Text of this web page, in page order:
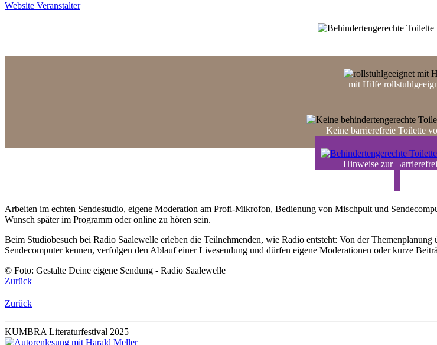
Website Veranstalter
mit Hilfe
Keine barrierefreie Toilette
Hinweise zur
Arbeiten im echten Sendestudio, eigene Moderation am Profi-Mikrofon, Bedienung von Mischpult und
Wunsch später im Programm oder online zu hören sein.
Beim Studiobesuch bei Radio Saalewelle erleben die Teilnehmenden, wie Radio entsteht: Von der
Sendecomputer kennen, verfolgen den Ablauf einer Livesendung und dürfen eigene Moderationen oder kurze
© Foto: Gestalte Deine eigene Sendung - Radio Saalewelle
Zurück
Zurück
KUMBRA Literaturfestival 2025